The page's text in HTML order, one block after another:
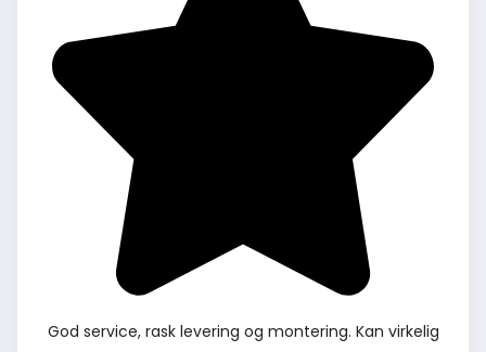
God service, rask levering og montering. Kan virkelig